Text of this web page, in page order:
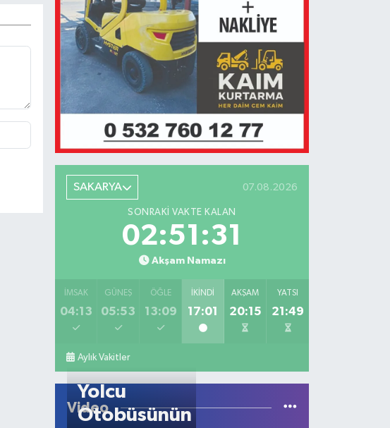
SAKARYA
07.08.2026
SONRAKI VAKTE KALAN
02:51:31
Akşam Namazı
İMSAK
04:13
GÜNEŞ
05:53
ÖĞLE
13:09
İKINDI
17:01
AKŞAM
20:15
YATSI
21:49
Aylık Vakitler
Video
Yolcu
Otobüsünün